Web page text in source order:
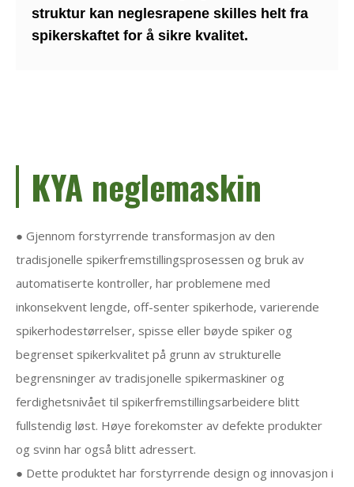
struktur kan neglesrapene skilles helt fra
spikerskaftet for å sikre kvalitet.
KYA neglemaskin
● Gjennom forstyrrende transformasjon av den
tradisjonelle spikerfremstillingsprosessen og bruk av
automatiserte kontroller, har problemene med
inkonsekvent lengde, off-senter spikerhode, varierende
spikerhodestørrelser, spisse eller bøyde spiker og
begrenset spikerkvalitet på grunn av strukturelle
begrensninger av tradisjonelle spikermaskiner og
ferdighetsnivået til spikerfremstillingsarbeidere blitt
fullstendig løst. Høye forekomster av defekte produkter
og svinn har også blitt adressert.
● Dette produktet har forstyrrende design og innovasjon i